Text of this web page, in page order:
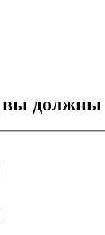
должны